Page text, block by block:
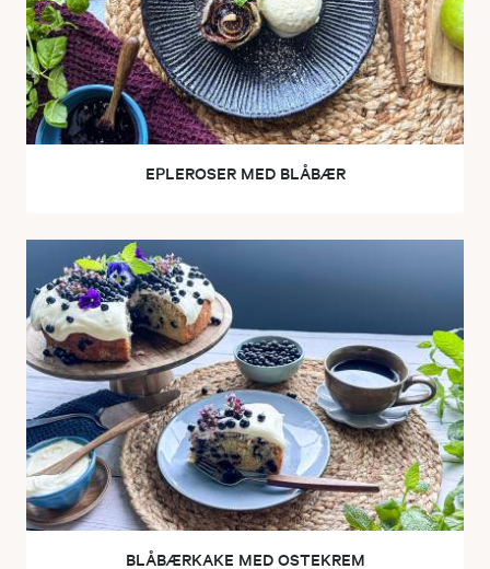
EPLEROSER MED BLÅBÆR
BLÅBÆRKAKE MED OSTEKREM